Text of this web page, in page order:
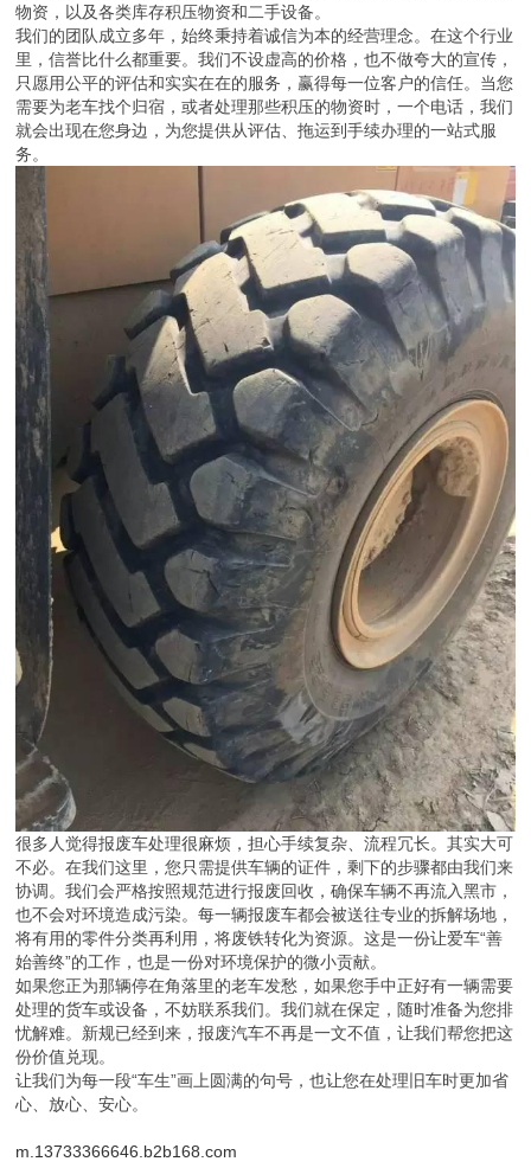
物资，以及各类库存积压物资和二手设备。
我们的团队成立多年，始终秉持着诚信为本的经营理念。在这个行业
里，信誉比什么都重要。我们不设虚高的价格，也不做夸大的宣传，
只愿用公平的评估和实实在在的服务，赢得每一位客户的信任。当您
需要为老车找个归宿，或者处理那些积压的物资时，一个电话，我们
就会出现在您身边，为您提供从评估、拖运到手续办理的一站式服
务。
很多人觉得报废车处理很麻烦，担心手续复杂、流程冗长。其实大可
不必。在我们这里，您只需提供车辆的证件，剩下的步骤都由我们来
协调。我们会严格按照规范进行报废回收，确保车辆不再流入黑市，
也不会对环境造成污染。每一辆报废车都会被送往专业的拆解场地，
将有用的零件分类再利用，将废铁转化为资源。这是一份让爱车“善
始善终”的工作，也是一份对环境保护的微小贡献。
如果您正为那辆停在角落里的老车发愁，如果您手中正好有一辆需要
处理的货车或设备，不妨联系我们。我们就在保定，随时准备为您排
忧解难。新规已经到来，报废汽车不再是一文不值，让我们帮您把这
份价值兑现。
让我们为每一段“车生”画上圆满的句号，也让您在处理旧车时更加省
心、放心、安心。
m.13733366646.b2b168.com